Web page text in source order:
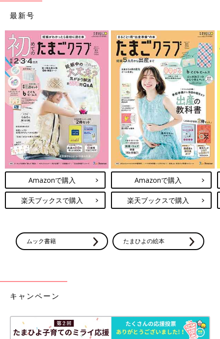
最新号
Amazonで購入
楽天ブックスで購入
Amazonで購入
楽天ブックスで購入
ムック書籍 たまひよの絵本
キャンペーン